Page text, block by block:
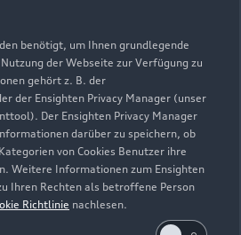
benötigt, um Ihnen grundlegende
der Webseite zur Verfügung zu
gehört z. B. der
der Ensighten Privacy Manager (unser
Der Ensighten Privacy Manager
darüber zu speichern, ob
von Cookies Benutzer ihre
Weitere Informationen zum Ensighten
Ihren Rechten als betroffene Person
Richtlinie nachlesen.
Zurück nach oben